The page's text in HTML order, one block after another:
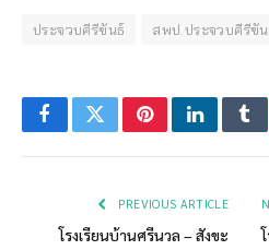
ประจวบคีรีขันธ์ สพป.ประจวบคีรีขัน
FacebookTwitterPinterestLinkedIn
PREVIOUS ARTICLE
โรงเรียนบ้านศรีนวล – สังขะ